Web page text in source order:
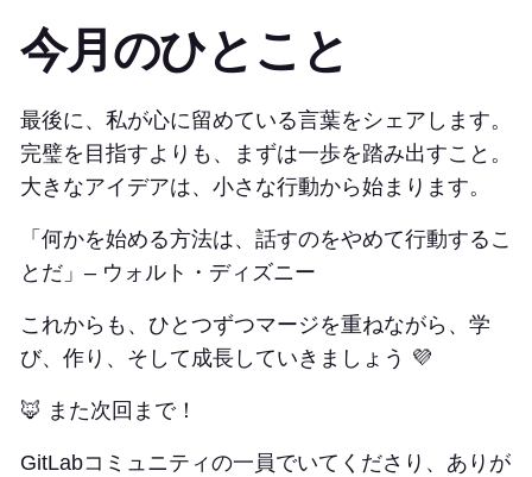
今月のひとこと
最後に、私が心に留めている言葉をシェアします。
完璧を目指すよりも、まずは一歩を踏み出すこと。
大きなアイデアは、小さな行動から始まります。
「何かを始める方法は、話すのをやめて行動するこ
とだ」– ウォルト・ディズニー
これからも、ひとつずつマージを重ねながら、学
び、作り、そして成長していきましょう 💜
🦊 また次回まで！
GitLabコミュニティの一員でいてくださり、ありが